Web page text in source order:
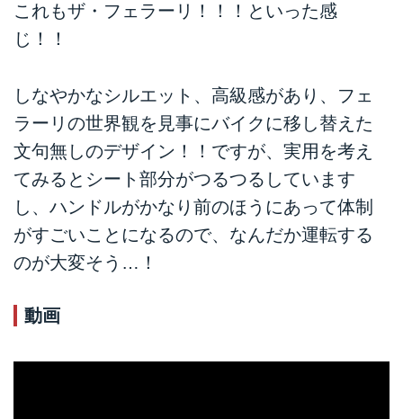
これもザ・フェラーリ！！！といった感
じ！！
しなやかなシルエット、高級感があり、フェ
ラーリの世界観を見事にバイクに移し替えた
文句無しのデザイン！！ですが、実用を考え
てみるとシート部分がつるつるしています
し、ハンドルがかなり前のほうにあって体制
がすごいことになるので、なんだか運転する
のが大変そう…！
動画